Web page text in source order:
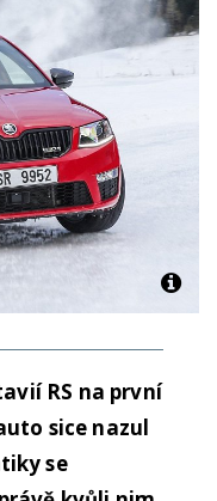
RS na první
sice nazul
se